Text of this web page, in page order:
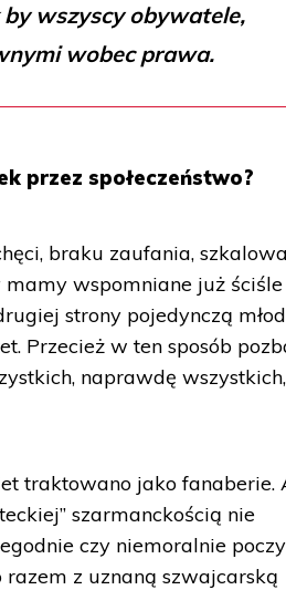
wszyscy obywatele,
wobec prawa.
przez społeczeństwo?
braku zaufania,
mamy wspomniane już ściśle
strony pojedynczą
Przecież w ten sposób
naprawdę
traktowano jako fanaberie.
szarmanckością nie
czy niemoralnie
z uznaną szwajcarską